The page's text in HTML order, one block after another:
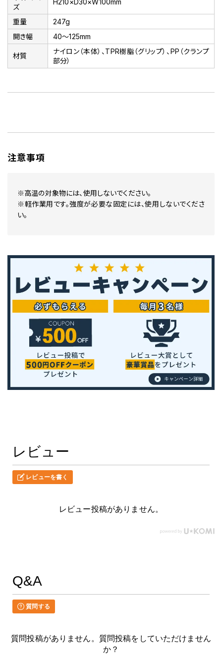
ズ
H210×D30×W100mm
重量
247g
開き幅
40～125mm
材質
ナイロン（本体）、TPR樹脂（グリップ）、PP（クランプ
部分）
注意事項
※高温の対象物には、使用しないでください。
※軽作業用です。強度が必要な固定には、使用しないでくださ
い。
レビュー
レビューを書く
レビュー投稿がありません。
Q&A
質問する
質問投稿がありません。質問投稿をしていただけません
か？